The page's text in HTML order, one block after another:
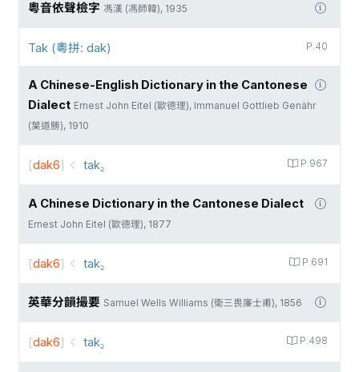
粵音依聲檢字 馮漢 (馮師韓), 1935
P.40
Tak (粵拼: dak)
A Chinese-English Dictionary in the Cantonese
Dialect Ernest John Eitel (歐德理), Immanuel Gottlieb Genähr
(葉道勝), 1910
P.967
[dak6] tak꜇
A Chinese Dictionary in the Cantonese Dialect
Ernest John Eitel (歐德理), 1877
P.691
[dak6] tak꜇
英華分韻撮要 Samuel Wells Williams (衛三畏廉士甫), 1856
P.498
[dak6] tak꜇